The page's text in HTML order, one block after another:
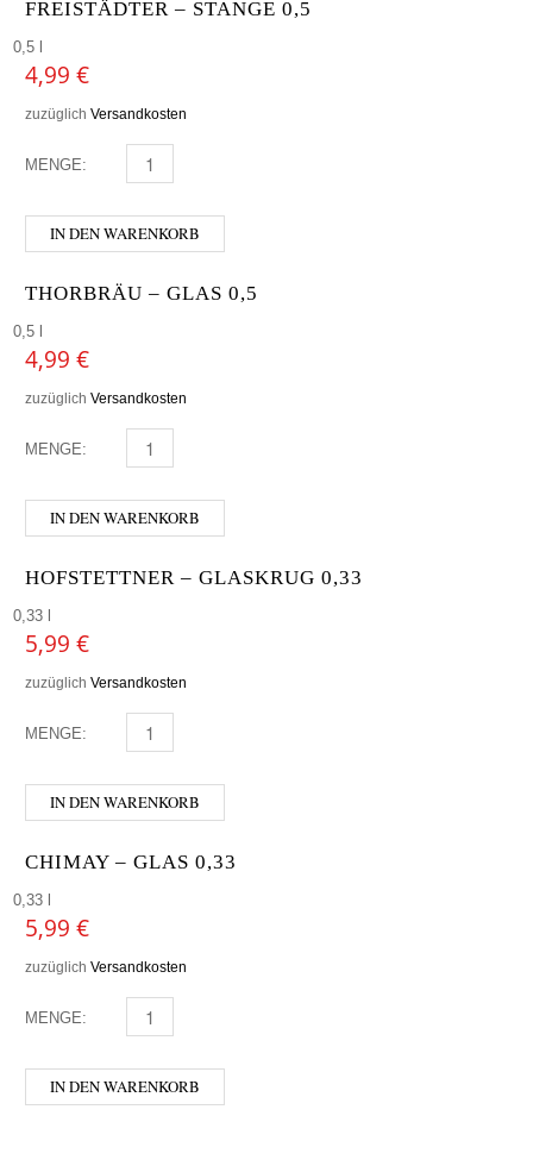
FREISTÄDTER – STANGE 0,5
0,5 l
4,99 €
zuzüglich Versandkosten
MENGE: FREISTÄDTER - STANGE 0,5 MENGE
IN DEN WARENKORB
THORBRÄU – GLAS 0,5
0,5 l
4,99 €
zuzüglich Versandkosten
MENGE: THORBRÄU - GLAS 0,5 MENGE
IN DEN WARENKORB
HOFSTETTNER – GLASKRUG 0,33
0,33 l
5,99 €
zuzüglich Versandkosten
MENGE: HOFSTETTNER - GLASKRUG 0,33 MENGE
IN DEN WARENKORB
CHIMAY – GLAS 0,33
0,33 l
5,99 €
zuzüglich Versandkosten
MENGE: CHIMAY - GLAS 0,33 MENGE
IN DEN WARENKORB